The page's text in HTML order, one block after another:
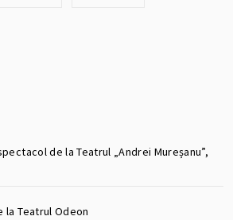
de la Teatrul „Andrei Mureșanu”,
la Teatrul Odeon